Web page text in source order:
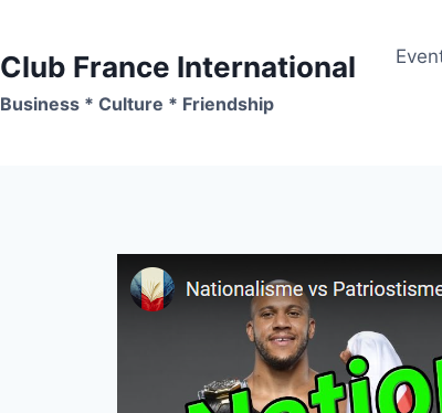
Club France International
Business * Culture * Friendship